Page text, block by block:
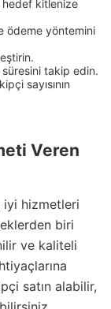
hedef kitlenize
ödeme yöntemini
süresini takip edin.
sayısının
Veren
iyi hizmetleri
biri
ve kaliteli
satın alabilir,